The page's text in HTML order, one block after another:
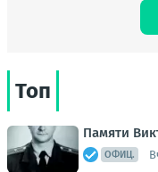
Топ
Памяти
ОФИЦ.